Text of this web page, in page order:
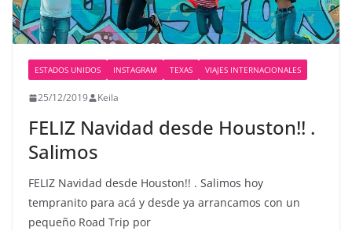
ESTADOS UNIDOS INSTAGRAM TEXAS VIAJES INTERNACIONALES
25/12/2019 Keila
FELIZ Navidad desde Houston!! .
Salimos
FELIZ Navidad desde Houston!! . Salimos hoy
tempranito para acá y desde ya arrancamos con un
pequeño Road Trip por